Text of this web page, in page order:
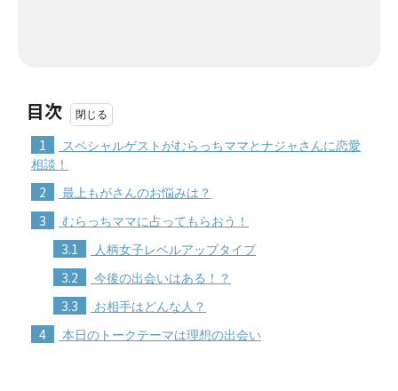
目次
1
スペシャルゲストがむらっちママとナジャさんに恋愛
相談！
2 最上もがさんのお悩みは？
3 むらっちママに占ってもらおう！
3.1 人柄女子レベルアップタイプ
3.2 今後の出会いはある！？
3.3 お相手はどんな人？
4 本日のトークテーマは理想の出会い